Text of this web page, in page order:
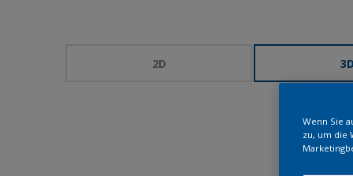
2D 3D
Wenn Sie
zu, um die